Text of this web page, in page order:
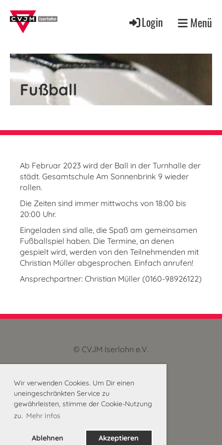
Wir verwenden Cookies. Um Dir einen
uneingeschränkten Service zu
gewährleisten, stimme der Cookie-Nutzung
zu. Mehr Infos
Ablehnen Akzeptieren
Login Menü
Fußball
Ab Februar 2023 wird der Ball in der Turnhalle der
städt. Gesamtschule Am Sonnenbrink 9 wieder
rollen.
Die Zeiten sind immer mittwochs von 18:00 bis
20:00 Uhr.
Eingeladen sind alle, die Spaß am gemeinsamen
Fußballspiel haben. Die Termine, an denen
gespielt wird, werden von den Teilnehmenden mit
Christian Müller abgesprochen. Einfach anrufen!
Ansprechpartner: Christian Müller (0160-98926122)
© CVJM Iserlohn e.V.
Impressumund Datenschutz
Mastodon